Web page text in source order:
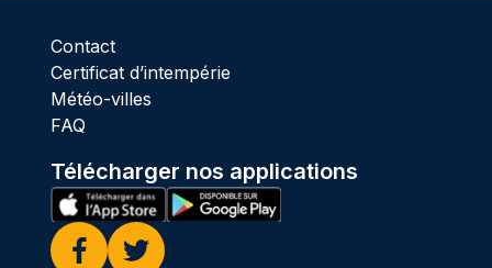
Contact
Certificat d’intempérie
Météo-villes
FAQ
Télécharger nos applications